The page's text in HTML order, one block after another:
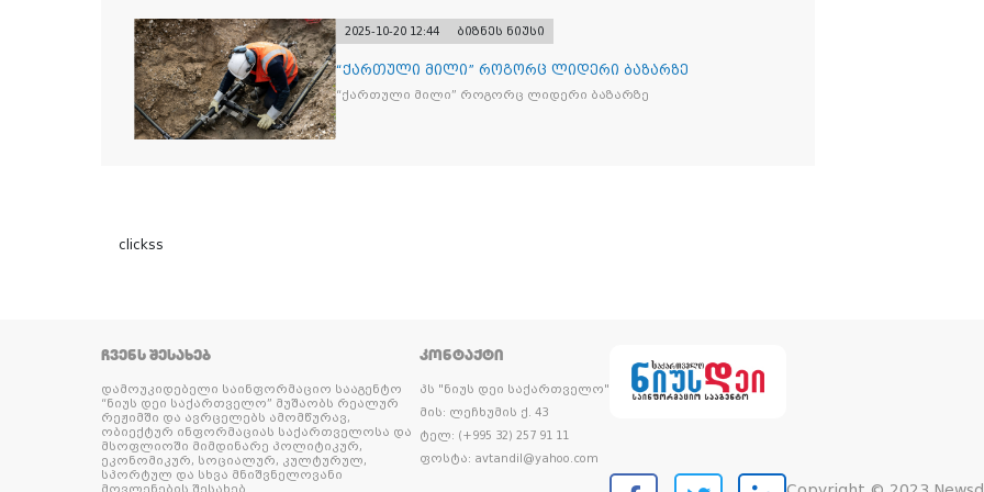
2025-10-20 12:44
ბიზნეს ნიუსი
“ქართული მილი” როგორც ლიდერი ბაზარზე
“ქართული მილი” როგორც ლიდერი ბაზარზე
clickss
ᲩᲕᲔᲜᲡ ᲨᲔᲡᲐᲮᲔᲑ
დამოუკიდებელი საინფორმაციო სააგენტო
“ნიუს დეი საქართველო” მუშაობს რეალურ
რეჟიმში და ავრცელებს ამომწურავ,
ობიექტურ ინფორმაციას საქართველოსა და
მსოფლიოში მიმდინარე პოლიტიკურ,
ეკონომიკურ, სოციალურ, კულტურულ,
სპორტულ და სხვა მნიშვნელოვანი
მოვლენების შესახებ.
ᲙᲝᲜᲢᲐᲥᲢᲘ
პს "ნიუს დეი საქართველო"
მის: ლეჩხუმის ქ. 43
ტელ: (+995 32) 257 91 11
ფოსტა: avtandil@yahoo.com